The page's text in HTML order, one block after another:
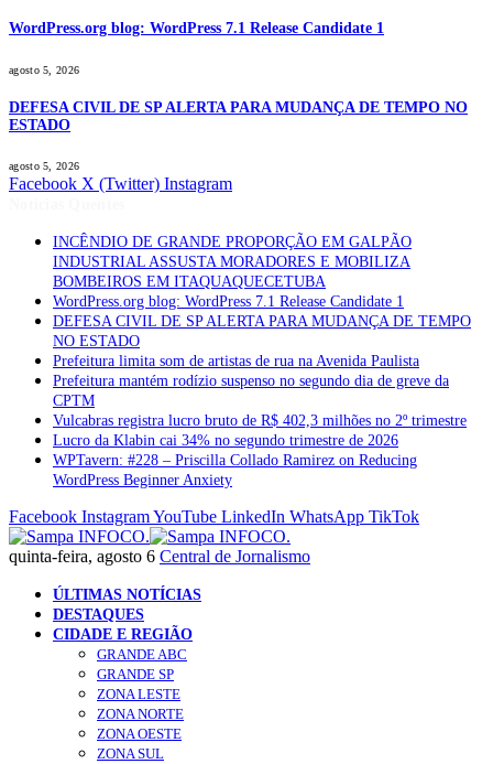
WordPress.org blog: WordPress 7.1 Release Candidate 1
agosto 5, 2026
DEFESA CIVIL DE SP ALERTA PARA MUDANÇA DE TEMPO NO
ESTADO
agosto 5, 2026
Facebook X (Twitter) Instagram
INCÊNDIO DE GRANDE PROPORÇÃO EM GALPÃO
INDUSTRIAL ASSUSTA MORADORES E MOBILIZA
BOMBEIROS EM ITAQUAQUECETUBA
WordPress.org blog: WordPress 7.1 Release Candidate 1
DEFESA CIVIL DE SP ALERTA PARA MUDANÇA DE TEMPO
NO ESTADO
Prefeitura limita som de artistas de rua na Avenida Paulista
Prefeitura mantém rodízio suspenso no segundo dia de greve da
CPTM
Vulcabras registra lucro bruto de R$ 402,3 milhões no 2º trimestre
Lucro da Klabin cai 34% no segundo trimestre de 2026
WPTavern: #228 – Priscilla Collado Ramirez on Reducing
WordPress Beginner Anxiety
Facebook InstagramYouTube LinkedIn WhatsApp TikTok
quinta-feira, agosto 6 Central de Jornalismo
ÚLTIMAS NOTÍCIAS
DESTAQUES
CIDADE E REGIÃO
GRANDE ABC
GRANDE SP
ZONA LESTE
ZONA NORTE
ZONA OESTE
ZONA SUL